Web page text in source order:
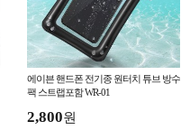
에이븐 핸드폰 전기종 원터치 튜브 방수
팩 스트랩포함 WR-01
2,800원